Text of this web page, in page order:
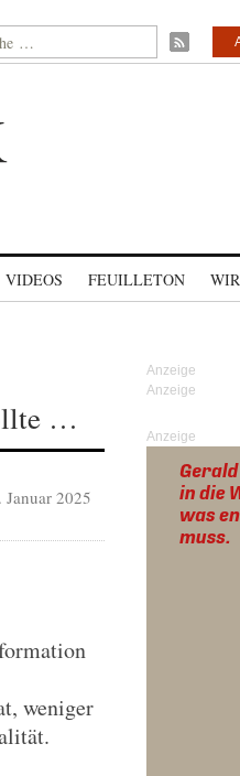
VIDEOS FEUILLETON
…
Januar 2025
weniger
Anzeige